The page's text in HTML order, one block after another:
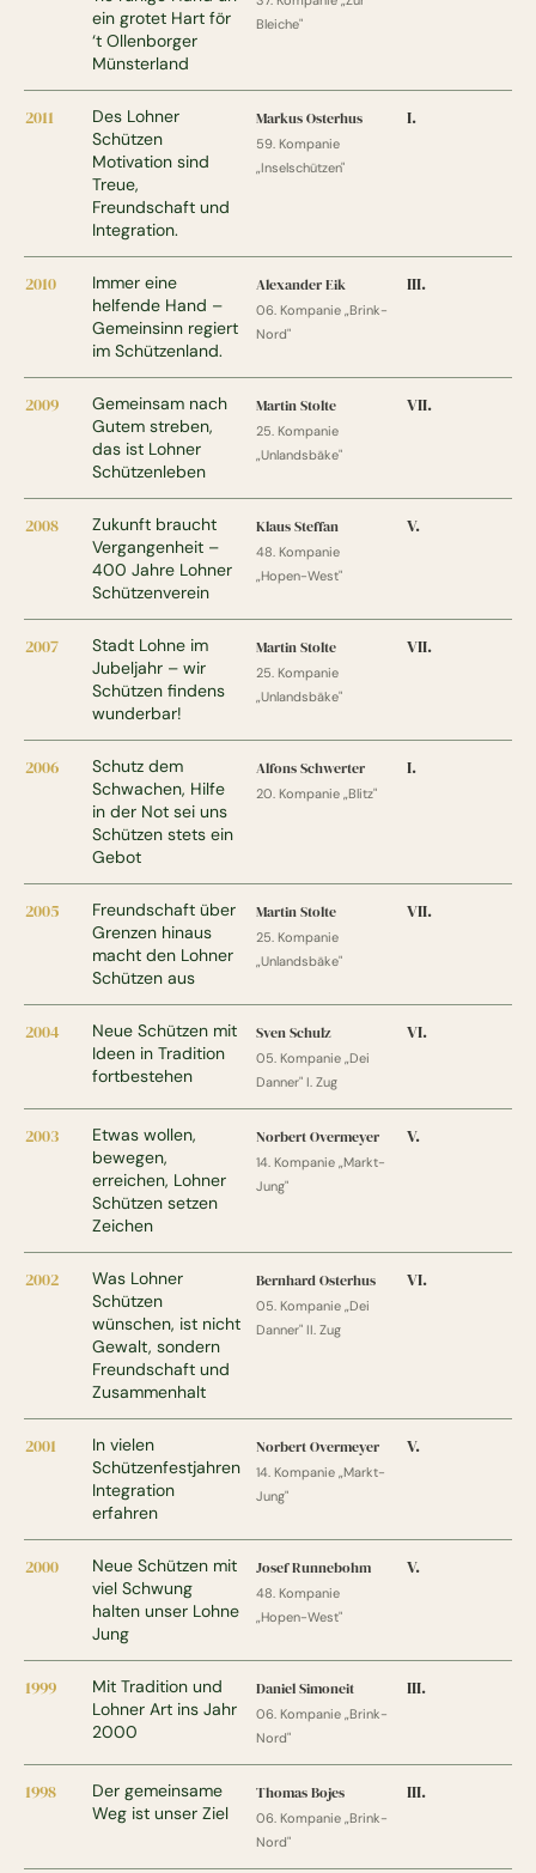
ein grotet Hart för
‘t Ollenborger
Münsterland
Bleiche"
2011
Des Lohner
Schützen
Motivation sind
Treue,
Freundschaft und
Integration.
Markus Osterhus
59. Kompanie
„Inselschützen"
I.
2010
Immer eine
helfende Hand –
Gemeinsinn regiert
im Schützenland.
Alexander Eik
06. Kompanie „Brink-
Nord"
III.
2009
Gemeinsam nach
Gutem streben,
das ist Lohner
Schützenleben
Martin Stolte
25. Kompanie
„Unlandsbäke"
VII.
2008
Zukunft braucht
Vergangenheit –
400 Jahre Lohner
Schützenverein
Klaus Steffan
48. Kompanie
„Hopen-West"
V.
2007
Stadt Lohne im
Jubeljahr – wir
Schützen findens
wunderbar!
Martin Stolte
25. Kompanie
„Unlandsbäke"
VII.
2006
Schutz dem
Schwachen, Hilfe
in der Not sei uns
Schützen stets ein
Gebot
Alfons Schwerter
20. Kompanie „Blitz"
I.
2005
Freundschaft über
Grenzen hinaus
macht den Lohner
Schützen aus
Martin Stolte
25. Kompanie
„Unlandsbäke"
VII.
2004
Neue Schützen mit
Ideen in Tradition
fortbestehen
Sven Schulz
05. Kompanie „Dei
Danner" I. Zug
VI.
2003
Etwas wollen,
bewegen,
erreichen, Lohner
Schützen setzen
Zeichen
Norbert Overmeyer
14. Kompanie „Markt-
Jung"
V.
2002
Was Lohner
Schützen
wünschen, ist nicht
Gewalt, sondern
Freundschaft und
Zusammenhalt
Bernhard Osterhus
05. Kompanie „Dei
Danner" II. Zug
VI.
2001
In vielen
Schützenfestjahren
Integration
erfahren
Norbert Overmeyer
14. Kompanie „Markt-
Jung"
V.
2000
Neue Schützen mit
viel Schwung
halten unser Lohne
Jung
Josef Runnebohm
48. Kompanie
„Hopen-West"
V.
1999
Mit Tradition und
Lohner Art ins Jahr
2000
Daniel Simoneit
06. Kompanie „Brink-
Nord"
III.
1998
Der gemeinsame
Weg ist unser Ziel
Thomas Bojes
06. Kompanie „Brink-
Nord"
III.